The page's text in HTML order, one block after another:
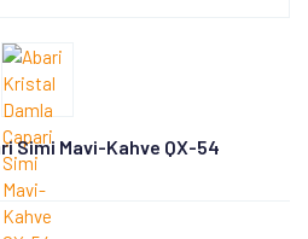
Simi Mavi-Kahve QX-54